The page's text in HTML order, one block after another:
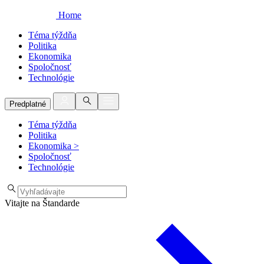
Home
Téma týždňa
Politika
Ekonomika
Spoločnosť
Technológie
Predplatné
Téma týždňa
Politika
Ekonomika >
Spoločnosť
Technológie
Vitajte na Štandarde